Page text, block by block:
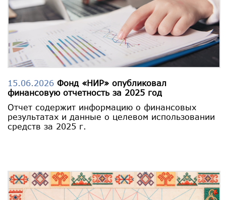
15.06.2026 Фонд «НИР» опубликовал
финансовую отчетность за 2025 год
Отчет содержит информацию о финансовых
результатах и данные о целевом использовании
средств за 2025 г.